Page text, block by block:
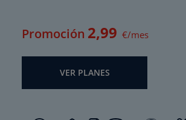
Promoción 2,99 €/mes
VER PLANES